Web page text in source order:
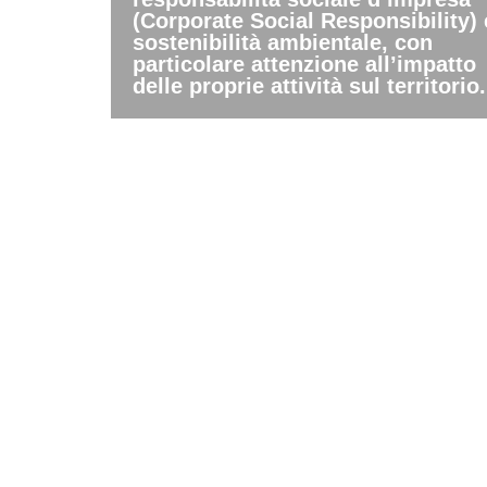
(Corporate Social Responsibility)
sostenibilità ambientale, con
particolare attenzione all’impatto
delle proprie attività sul territorio.